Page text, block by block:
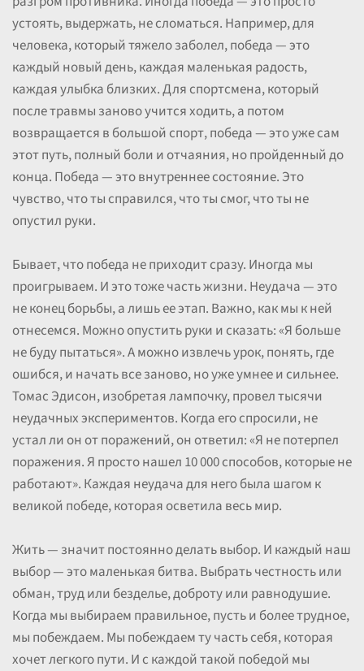
устоять, выдержать, не сломаться. Например, для
человека, который тяжело заболел, победа — это
каждый новый день, каждая маленькая радость,
каждая улыбка близких. Для спортсмена, который
после травмы заново учится ходить, а потом
возвращается в большой спорт, победа — это уже сам
этот путь, полный боли и отчаяния, но пройденный до
конца. Победа — это внутреннее состояние. Это
чувство, что ты справился, что ты смог, что ты не
опустил руки.
Бывает, что победа не приходит сразу. Иногда мы
проигрываем. И это тоже часть жизни. Неудача — это
не конец борьбы, а лишь ее этап. Важно, как мы к ней
отнесемся. Можно опустить руки и сказать: «Я больше
не буду пытаться». А можно извлечь урок, понять, где
ошибся, и начать все заново, но уже умнее и сильнее.
Томас Эдисон, изобретая лампочку, провел тысячи
неудачных экспериментов. Когда его спросили, не
устал ли он от поражений, он ответил: «Я не потерпел
поражения. Я просто нашел 10 000 способов, которые не
работают». Каждая неудача для него была шагом к
великой победе, которая осветила весь мир.
Жить — значит постоянно делать выбор. И каждый наш
выбор — это маленькая битва. Выбрать честность или
обман, труд или безделье, доброту или равнодушие.
Когда мы выбираем правильное, пусть и более трудное,
мы побеждаем. Мы побеждаем ту часть себя, которая
хочет легкого пути. И с каждой такой победой мы